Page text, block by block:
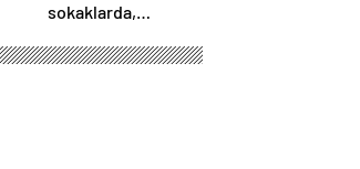
sokaklarda,
tatbikatta: “Ateşle